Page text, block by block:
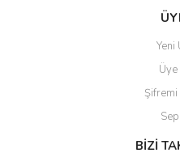
Yeni
BİZİ